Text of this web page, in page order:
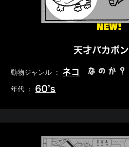
NEW!
天才バカボン
動物ジャンル ： ネコ なのか？
年代 ： 60’s